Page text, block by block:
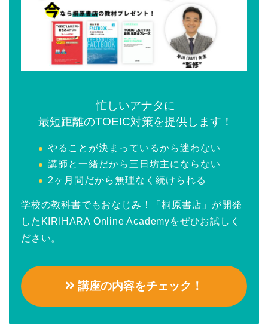
忙しいアナタに
最短距離のTOEIC対策を提供します！
やることが決まっているから迷わない
講師と一緒だから三日坊主にならない
2ヶ月間だから無理なく続けられる
学校の教科書でもおなじみ！「桐原書店」が開発
したKIRIHARA Online Academyをぜひお試しく
ださい。
講座の内容をチェック！